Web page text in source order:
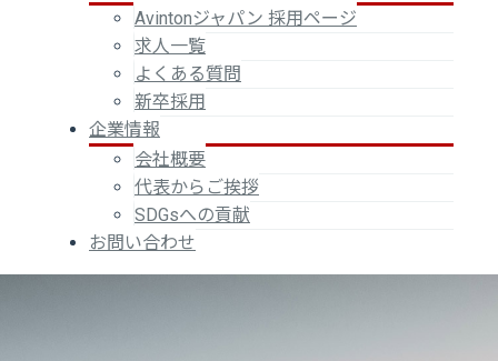
Avintonジャパン 採用ページ
求人一覧
よくある質問
新卒採用
企業情報
会社概要
代表からご挨拶
SDGsへの貢献
お問い合わせ